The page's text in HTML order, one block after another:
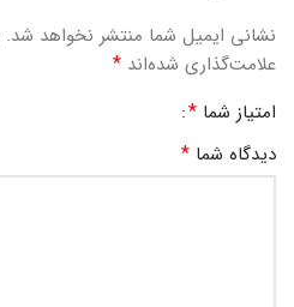
نشانی ایمیل شما منتشر نخواهد شد.
علامت‌گذاری شده‌اند *
امتیاز شما *
دیدگاه شما *